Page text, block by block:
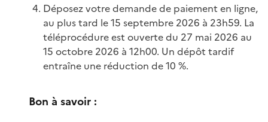
Déposez votre demande de paiement en ligne,
au plus tard le 15 septembre 2026 à 23h59. La
téléprocédure est ouverte du 27 mai 2026 au
15 octobre 2026 à 12h00. Un dépôt tardif
entraîne une réduction de 10 %.
Bon à savoir :